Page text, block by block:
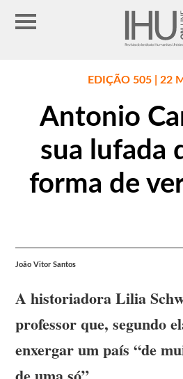
EDIÇÃO 505 | 22
Antonio
sua lufada
forma de
João Vitor Santos
A historiadora Lilia
professor que, segundo
enxergar um país “de